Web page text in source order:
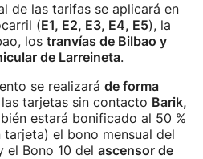
de las tarifas se aplicará en
(E1, E2, E3, E4, E5), la
los tranvías de Bilbao y
de Larreineta.
se realizará de forma
tarjetas sin contacto Barik,
estará bonificado al 50 %
tarjeta) el bono mensual del
el Bono 10 del ascensor de